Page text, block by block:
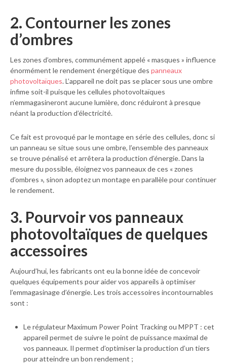
2. Contourner les zones
d’ombres
Les zones d’ombres, communément appelé « masques » influence
énormément le rendement énergétique des panneaux
photovoltaïques. L’appareil ne doit pas se placer sous une ombre
infime soit-il puisque les cellules photovoltaïques
n’emmagasineront aucune lumière, donc réduiront à presque
néant la production d’électricité.
Ce fait est provoqué par le montage en série des cellules, donc si
un panneau se situe sous une ombre, l’ensemble des panneaux
se trouve pénalisé et arrêtera la production d’énergie. Dans la
mesure du possible, éloignez vos panneaux de ces « zones
d’ombres », sinon adoptez un montage en parallèle pour continuer
le rendement.
3. Pourvoir vos panneaux
photovoltaïques de quelques
accessoires
Aujourd’hui, les fabricants ont eu la bonne idée de concevoir
quelques équipements pour aider vos appareils à optimiser
l’emmagasinage d’énergie. Les trois accessoires incontournables
sont :
Le régulateur Maximum Power Point Tracking ou MPPT : cet
appareil permet de suivre le point de puissance maximal de
vos panneaux. Il permet d’optimiser la production d’un tiers
pour atteindre un bon rendement ;